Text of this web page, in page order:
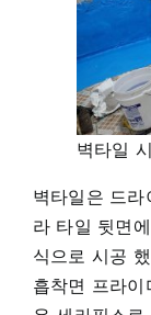
벽타일
벽타일은 드
라 타일 뒷면
식으로 시공
흡착면 프라